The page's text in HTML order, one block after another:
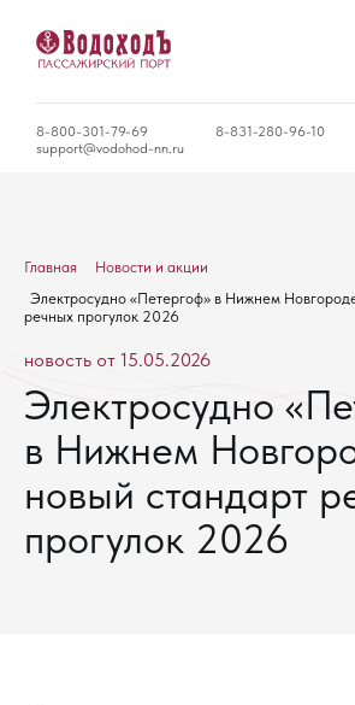
8-800-301-79-69 8-831-280-96-10
support@vodohod-nn.ru
Главная
Новости и акции
Электросудно «Петергоф» в Нижнем
речных прогулок 2026
новость от 15.05.2026
Электросудно
в Нижнем
новый стандарт
прогулок 2026